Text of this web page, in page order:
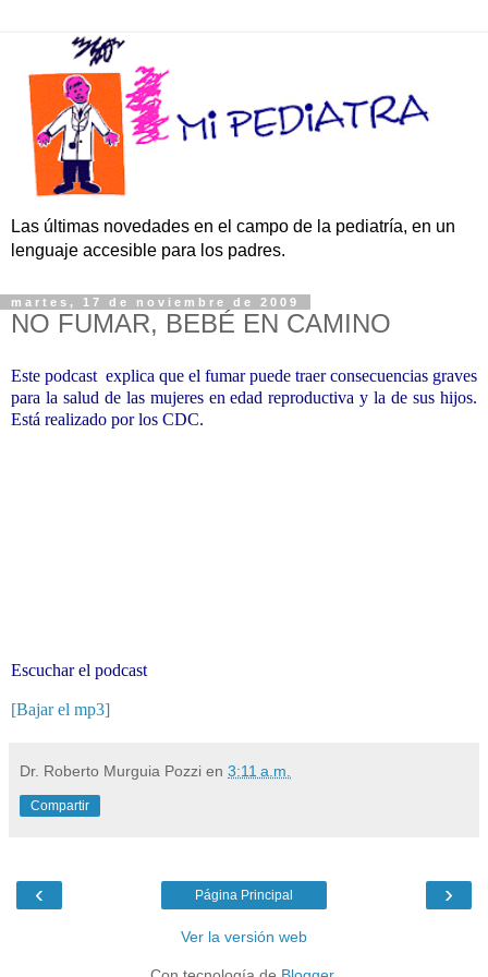
Las últimas novedades en el campo de la pediatría, en un
lenguaje accesible para los padres.
martes, 17 de noviembre de 2009
NO FUMAR, BEBÉ EN CAMINO
Este podcast explica que el fumar puede traer consecuencias graves
para la salud de las mujeres en edad reproductiva y la de sus hijos.
Está realizado por los CDC.
Escuchar el podcast
[Bajar el mp3]
Dr. Roberto Murguia Pozzi en 3:11 a.m.
Compartir
‹ ›
Página Principal
Ver la versión web